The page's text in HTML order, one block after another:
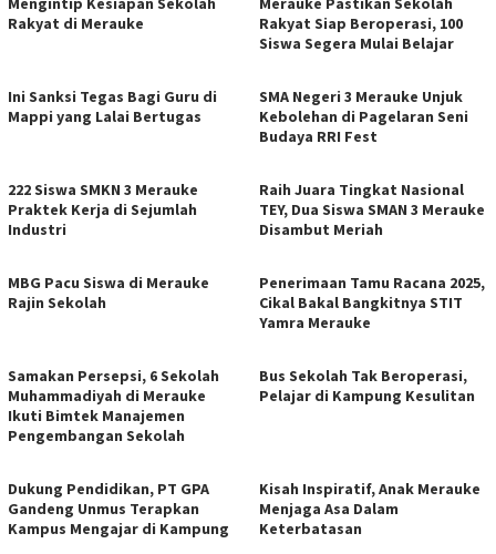
Rakyat di Merauke
Rakyat Siap Beroperasi, 100
Siswa Segera Mulai Belajar
Ini Sanksi Tegas Bagi Guru di
Mappi yang Lalai Bertugas
SMA Negeri 3 Merauke Unjuk
Kebolehan di Pagelaran Seni
Budaya RRI Fest
222 Siswa SMKN 3 Merauke
Praktek Kerja di Sejumlah
Industri
Raih Juara Tingkat Nasional
TEY, Dua Siswa SMAN 3 Merauke
Disambut Meriah
MBG Pacu Siswa di Merauke
Rajin Sekolah
Penerimaan Tamu Racana 2025,
Cikal Bakal Bangkitnya STIT
Yamra Merauke
Samakan Persepsi, 6 Sekolah
Muhammadiyah di Merauke
Ikuti Bimtek Manajemen
Pengembangan Sekolah
Bus Sekolah Tak Beroperasi,
Pelajar di Kampung Kesulitan
Dukung Pendidikan, PT GPA
Gandeng Unmus Terapkan
Kampus Mengajar di Kampung
Kisah Inspiratif, Anak Merauke
Menjaga Asa Dalam
Keterbatasan